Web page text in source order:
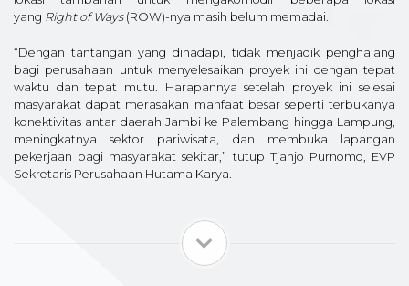
yang Right of Ways (ROW)-nya masih belum memadai.
“Dengan tantangan yang dihadapi, tidak menjadik penghalang
bagi perusahaan untuk menyelesaikan proyek ini dengan tepat
waktu dan tepat mutu. Harapannya setelah proyek ini selesai
masyarakat dapat merasakan manfaat besar seperti terbukanya
konektivitas antar daerah Jambi ke Palembang hingga Lampung,
meningkatnya sektor pariwisata, dan membuka lapangan
pekerjaan bagi masyarakat sekitar,” tutup Tjahjo Purnomo, EVP
Sekretaris Perusahaan Hutama Karya.